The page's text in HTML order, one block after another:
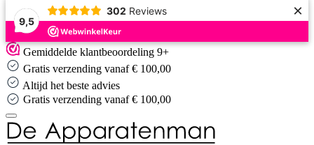
9,5
302 Reviews ×
Skip
to
content
Gemiddelde klantbeoordeling 9+
Gratis verzending vanaf € 100,00
Altijd het beste advies
Gratis verzending vanaf € 100,00